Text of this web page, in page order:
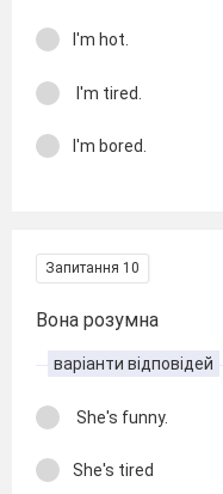
I'm hot.
I'm tired.
I'm bored.
Запитання 10
Вона розумна
варіанти відповідей
She's funny.
She's tired